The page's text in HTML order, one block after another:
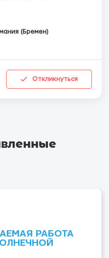
(Бремен)
Откликнуться
РАБОТА